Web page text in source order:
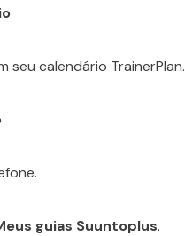
seu calendário TrainerPlan.
guias Suuntoplus.